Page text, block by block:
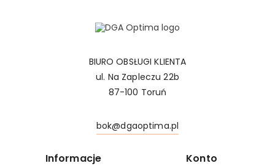
BIURO OBSŁUGI KLIENTA
ul. Na Zapleczu 22b
87-100 Toruń
bok@dgaoptima.pl
Informacje Konto